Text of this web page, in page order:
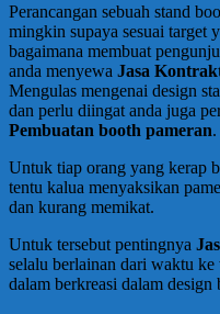
Perancangan sebuah stand
mingkin supaya sesuai target
bagaimana membuat
anda menyewa Jasa
Mengulas mengenai design
dan perlu diingat anda juga
Pembuatan booth pameran.
Untuk tiap orang yang kerap
tentu kalua menyaksikan
dan kurang memikat.
Untuk tersebut pentingnya
selalu berlainan dari waktu
dalam berkreasi dalam design